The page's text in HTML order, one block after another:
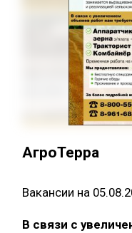
АгроТерра
Вакансии на
В связи с